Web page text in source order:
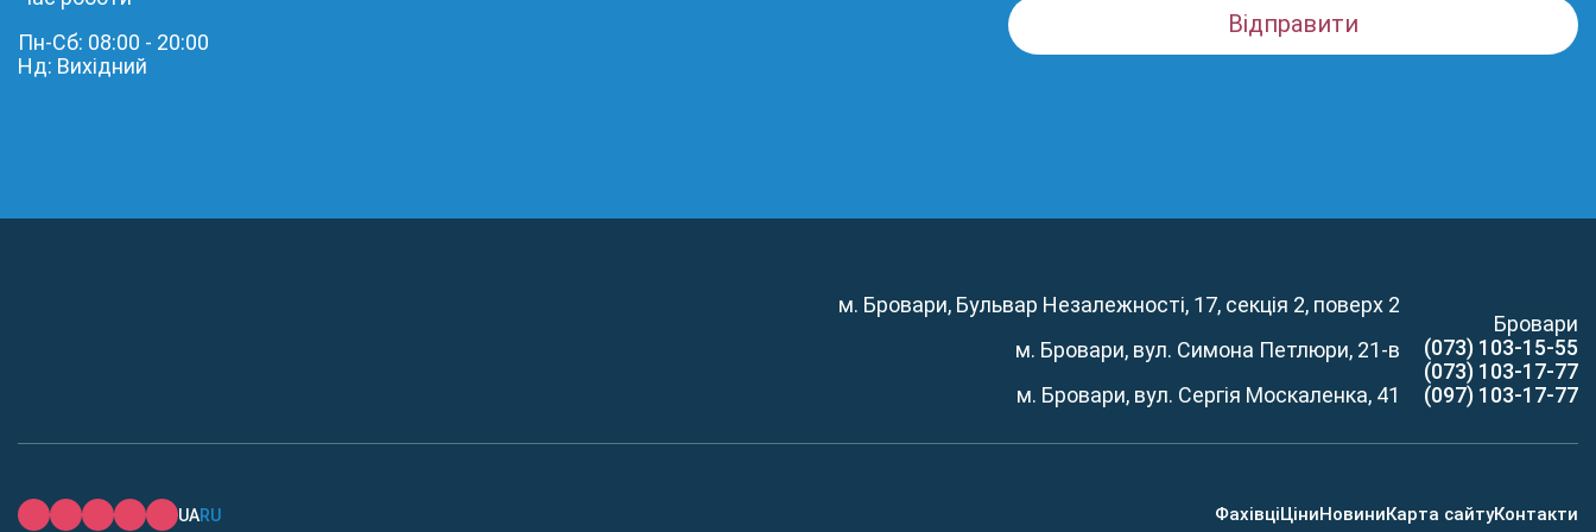
Пн-Сб: 08:00 - 20:00
Нд: Вихідний
м. Бровари, Бульвар Незалежності, 17, секція 2, поверх 2
м. Бровари, вул. Симона Петлюри, 21-в
м. Бровари, вул. Сергія Москаленка, 41
Бровари
(073) 103-15-55
(073) 103-17-77
(097) 103-17-77
UARU ФахівціЦіниНовиниКарта сайтуКонтакти